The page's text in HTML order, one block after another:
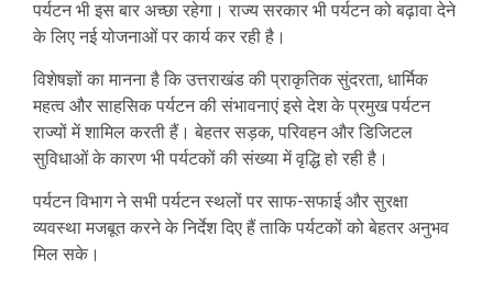
पर्यटन भी इस बार अच्छा रहेगा। राज्य सरकार भी पर्यटन को बढ़ावा देने
के लिए नई योजनाओं पर कार्य कर रही है।
विशेषज्ञों का मानना है कि उत्तराखंड की प्राकृतिक सुंदरता, धार्मिक
महत्व और साहसिक पर्यटन की संभावनाएं इसे देश के प्रमुख पर्यटन
राज्यों में शामिल करती हैं। बेहतर सड़क, परिवहन और डिजिटल
सुविधाओं के कारण भी पर्यटकों की संख्या में वृद्धि हो रही है।
पर्यटन विभाग ने सभी पर्यटन स्थलों पर साफ-सफाई और सुरक्षा
व्यवस्था मजबूत करने के निर्देश दिए हैं ताकि पर्यटकों को बेहतर अनुभव
मिल सके।